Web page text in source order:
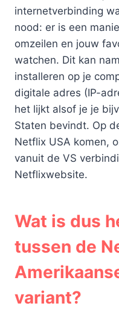
internetverbinding
nood: er is een
omzeilen en jouw
watchen. Dit kan
installeren op je
digitale adres (IP-
het lijkt alsof je je
Staten bevindt. Op
Netflix USA komen,
vanuit de VS
Netflixwebsite.
Wat is dus
tussen de
variant?